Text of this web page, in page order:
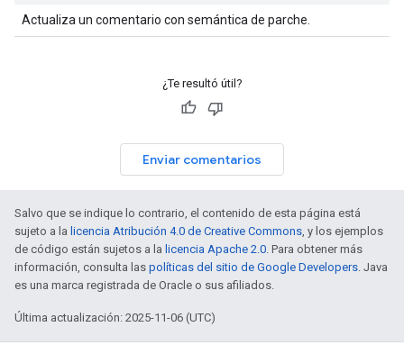
Actualiza un comentario con semántica de parche.
¿Te resultó útil?
Enviar comentarios
Salvo que se indique lo contrario, el contenido de esta página está
sujeto a la licencia Atribución 4.0 de Creative Commons, y los ejemplos
de código están sujetos a la licencia Apache 2.0. Para obtener más
información, consulta las políticas del sitio de Google Developers. Java
es una marca registrada de Oracle o sus afiliados.
Última actualización: 2025-11-06 (UTC)